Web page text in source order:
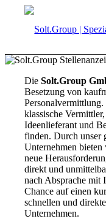
DieSolt.Group
Besetzung von
klassische
Ideenlieferant und
finden. Durch unser
Unternehmen
neue
direkt und
nach Absprache mit
Chance auf einen
schnellen und
Unternehmen.